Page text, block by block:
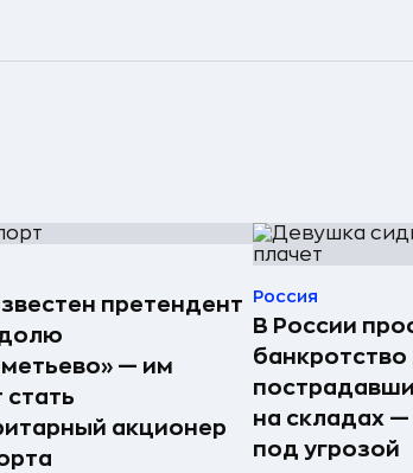
претендент
— им
акционер
Россия
В России
банкротство
на складах
под угрозой